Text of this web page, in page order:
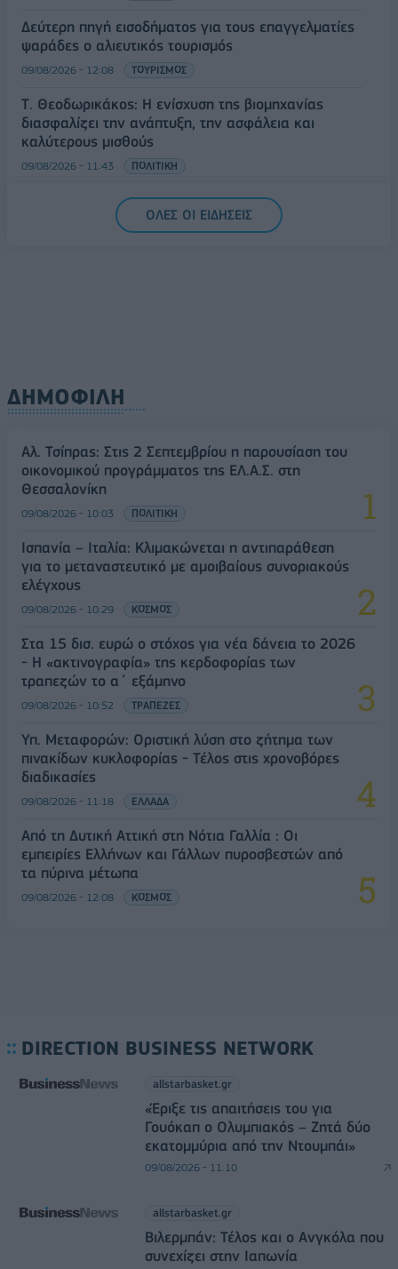
Δεύτερη πηγή εισοδήματος για τους επαγγελματίες
ψαράδες ο αλιευτικός τουρισμός
09/08/2026 - 12:08 ΤΟΥΡΙΣΜΟΣ
Τ. Θεοδωρικάκος: Η ενίσχυση της βιομηχανίας
διασφαλίζει την ανάπτυξη, την ασφάλεια και
καλύτερους μισθούς
09/08/2026 - 11:43 ΠΟΛΙΤΙΚΗ
Υπ. Μεταφορών: Οριστική λύση στο ζήτημα των
πινακίδων κυκλοφορίας - Τέλος στις χρονοβόρες
ΟΛΕΣ ΟΙ ΕΙΔΗΣΕΙΣ
ΔΗΜΟΦΙΛΗ
Αλ. Τσίπρας: Στις 2 Σεπτεμβρίου η παρουσίαση του
οικονομικού προγράμματος της ΕΛ.Α.Σ. στη
Θεσσαλονίκη
09/08/2026 - 10:03 ΠΟΛΙΤΙΚΗ
Ισπανία – Ιταλία: Κλιμακώνεται η αντιπαράθεση
για το μεταναστευτικό με αμοιβαίους συνοριακούς
ελέγχους
09/08/2026 - 10:29 ΚΟΣΜΟΣ
Στα 15 δισ. ευρώ ο στόχος για νέα δάνεια το 2026
- Η «ακτινογραφία» της κερδοφορίας των
τραπεζών το α΄ εξάμηνο
09/08/2026 - 10:52 ΤΡΑΠΕΖΕΣ
Υπ. Μεταφορών: Οριστική λύση στο ζήτημα των
πινακίδων κυκλοφορίας - Τέλος στις χρονοβόρες
διαδικασίες
09/08/2026 - 11:18 ΕΛΛΑΔΑ
Από τη Δυτική Αττική στη Νότια Γαλλία : Οι
εμπειρίες Ελλήνων και Γάλλων πυροσβεστών από
τα πύρινα μέτωπα
09/08/2026 - 12:08 ΚΟΣΜΟΣ
DIRECTION BUSINESS NETWORK
allstarbasket.gr
«Έριξε τις απαιτήσεις του για
Γουόκαπ ο Ολυμπιακός – Ζητά δύο
εκατομμύρια από την Ντουμπάι»
09/08/2026 - 11:10
allstarbasket.gr
Βιλερμπάν: Τέλος και ο Ανγκόλα που
συνεχίζει στην Ιαπωνία